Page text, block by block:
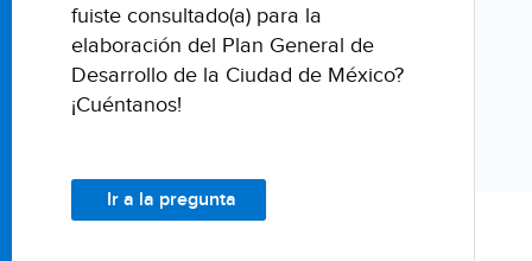
fuiste consultado(a) para la
elaboración del Plan General de
Desarrollo de la Ciudad de México?
¡Cuéntanos!
Ir a la pregunta